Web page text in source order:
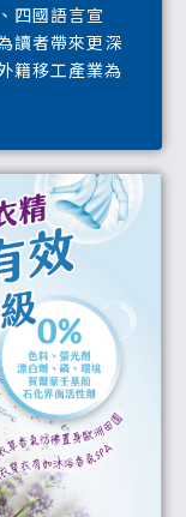
四國語言宣
讀者帶來更深
籍移工產業為